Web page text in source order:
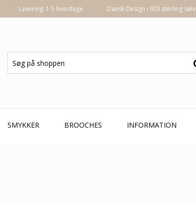
Levering: 1-5 hverdage Dansk Design i 925 sterling sølv
SMYKKER BROOCHES INFORMATION